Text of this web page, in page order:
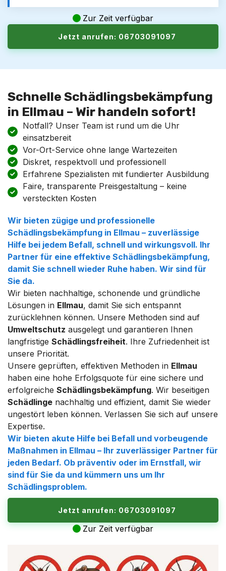
Zur Zeit verfügbar
Jetzt anrufen: 06703091097
Schnelle Schädlingsbekämpfung
in Ellmau – Wir handeln sofort!
Notfall? Unser Team ist rund um die Uhr
einsatzbereit
Vor-Ort-Service ohne lange Wartezeiten
Diskret, respektvoll und professionell
Erfahrene Spezialisten mit fundierter Ausbildung
Faire, transparente Preisgestaltung – keine
versteckten Kosten
Wir bieten zügige und professionelle
Schädlingsbekämpfung in Ellmau – zuverlässige
Hilfe bei jedem Befall, schnell und wirkungsvoll. Ihr
Partner für eine effektive Schädlingsbekämpfung,
damit Sie schnell wieder Ruhe haben. Wir sind für
Sie da.
Wir bieten nachhaltige, schonende und gründliche
Lösungen in Ellmau, damit Sie sich entspannt
zurücklehnen können. Unsere Methoden sind auf
Umweltschutz ausgelegt und garantieren Ihnen
langfristige Schädlingsfreiheit. Ihre Zufriedenheit ist
unsere Priorität.
Unsere geprüften, effektiven Methoden in Ellmau
haben eine hohe Erfolgsquote für eine sichere und
erfolgreiche Schädlingsbekämpfung. Wir beseitigen
Schädlinge nachhaltig und effizient, damit Sie wieder
ungestört leben können. Verlassen Sie sich auf unsere
Expertise.
Wir bieten akute Hilfe bei Befall und vorbeugende
Maßnahmen in Ellmau – Ihr zuverlässiger Partner für
jeden Bedarf. Ob präventiv oder im Ernstfall, wir
sind für Sie da und kümmern uns um Ihr
Schädlingsproblem.
Jetzt anrufen: 06703091097
Zur Zeit verfügbar